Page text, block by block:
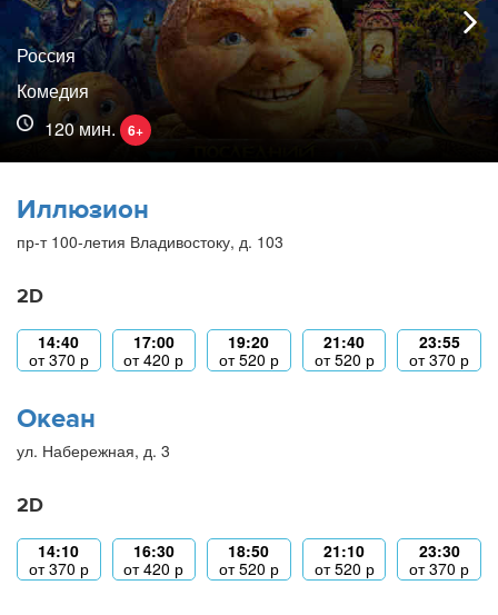
Россия
Комедия
120 мин.
6+
Иллюзион
пр-т 100-летия Владивостоку, д. 103
2D
14:40
от370 р
17:00
от420 р
19:20
от520 р
21:40
от520 р
23:55
от370 р
Океан
ул. Набережная, д. 3
2D
14:10
от370 р
16:30
от420 р
18:50
от520 р
21:10
от520 р
23:30
от370 р